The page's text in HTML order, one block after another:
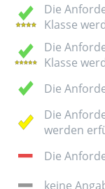
Die
Klasse
Die
Klasse
Die
Die
werden
Die
keine